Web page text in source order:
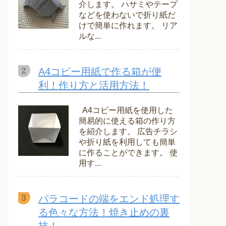
介します。 ハサミやテープ
などを使わないで折り紙だ
けで簡単に作れます。 リア
ルな...
A4コピー用紙で作る箱が便
利！作り方と活用方法！
A4コピー用紙を使用した
簡易的に使える箱の作り方
を紹介します。 広告チラシ
や折り紙を利用しても簡単
に作ることができます。 使
用す...
パラコードの端をエンド処理す
る色々な方法！焼き止めの裏